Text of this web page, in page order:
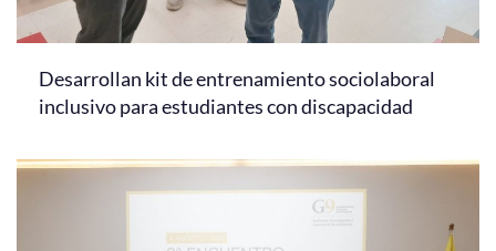
Desarrollan kit de entrenamiento sociolaboral
inclusivo para estudiantes con discapacidad